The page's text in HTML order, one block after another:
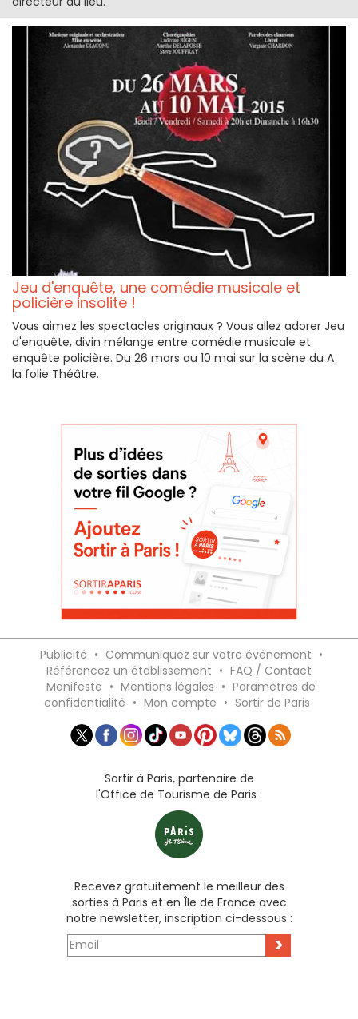
Jeu d'enquête, une comédie musicale et
policière insolite !
Vous aimez les spectacles originaux ? Vous allez adorer Jeu
d'enquête, divin mélange entre comédie musicale et
enquête policière. Du 26 mars au 10 mai sur la scène du A
la folie Théâtre.
Publicité • Communiquez sur votre événement •
Référencez un établissement • FAQ / Contact
Manifeste • Mentions légales • Paramètres de
confidentialité • Mon compte • Sortir de Paris
Sortir à Paris, partenaire de
l'Office de Tourisme de Paris :
Recevez gratuitement le meilleur des
sorties à Paris et en Île de France avec
notre newsletter, inscription ci-dessous :
>